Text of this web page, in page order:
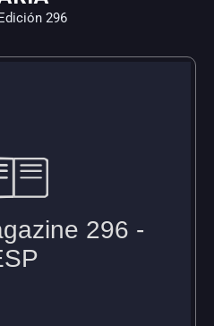
Edición 296